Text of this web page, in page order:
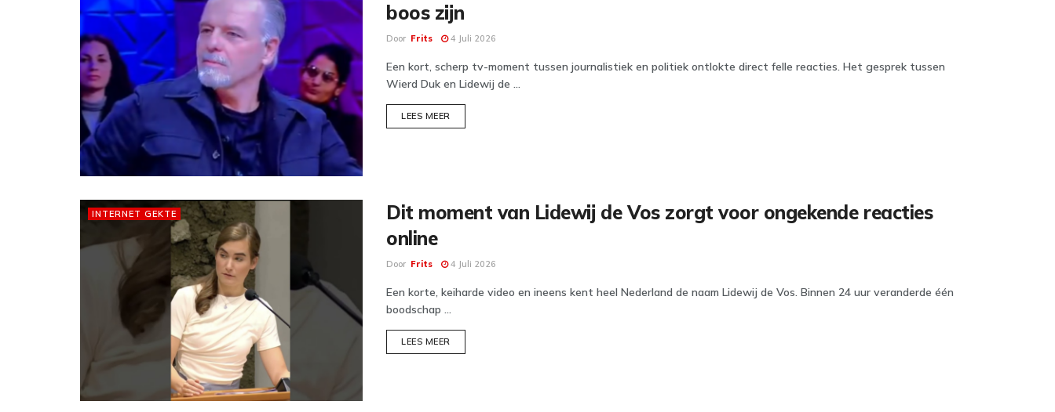
boos zijn
Door Frits 4 Juli 2026
Een kort, scherp tv-moment tussen journalistiek en politiek ontlokte direct felle reacties. Het gesprek tussen
Wierd Duk en Lidewij de ...
LEES MEER
INTERNET GEKTE
Dit moment van Lidewij de Vos zorgt voor ongekende reacties
online
Door Frits 4 Juli 2026
Een korte, keiharde video en ineens kent heel Nederland de naam Lidewij de Vos. Binnen 24 uur veranderde één
boodschap ...
LEES MEER